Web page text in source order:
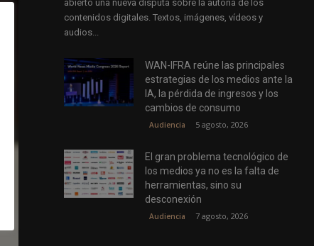
abierto una nueva disputa sobre la autoría de los
contenidos digitales. Textos, imágenes, vídeos y
audios...
WAN-IFRA reúne las principales
estrategias de los medios ante la
IA, la pérdida de ingresos y los
cambios de consumo
Audiencia 5 agosto, 2026
El gran problema tecnológico de
los medios ya no es la falta de
herramientas, sino su
desconexión
Audiencia 7 agosto, 2026